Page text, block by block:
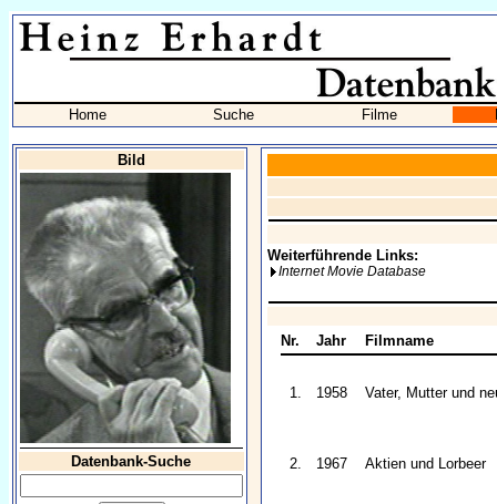
Home Suche Filme
Bild
Datenbank-Suche
Weiterführende Links:
Internet Movie Database
Nr. Jahr Filmname
1. 1958 Vater, Mutter und
2. 1967 Aktien und Lorbeer